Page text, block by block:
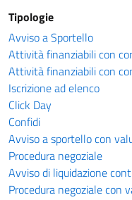
Tipologie
Avviso a Sportello
Attività finanziabili con
Attività finanziabili con
Iscrizione ad elenco
Click Day
Confidi
Avviso a sportello con
Procedura negoziale
Avviso di liquidazione
Procedura negoziale con